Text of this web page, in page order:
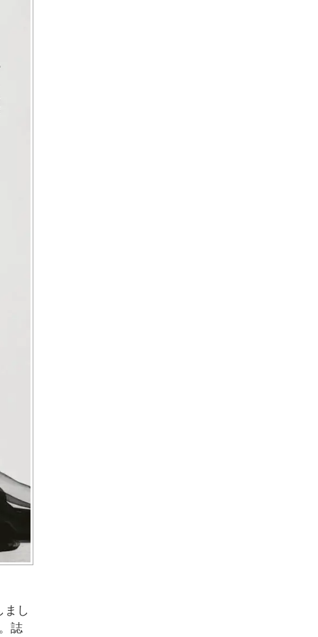
まし
誌